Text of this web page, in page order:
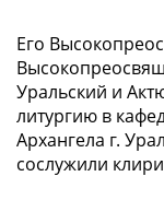
Его
Уральский и
литургию в
Архангела г.
сослужили